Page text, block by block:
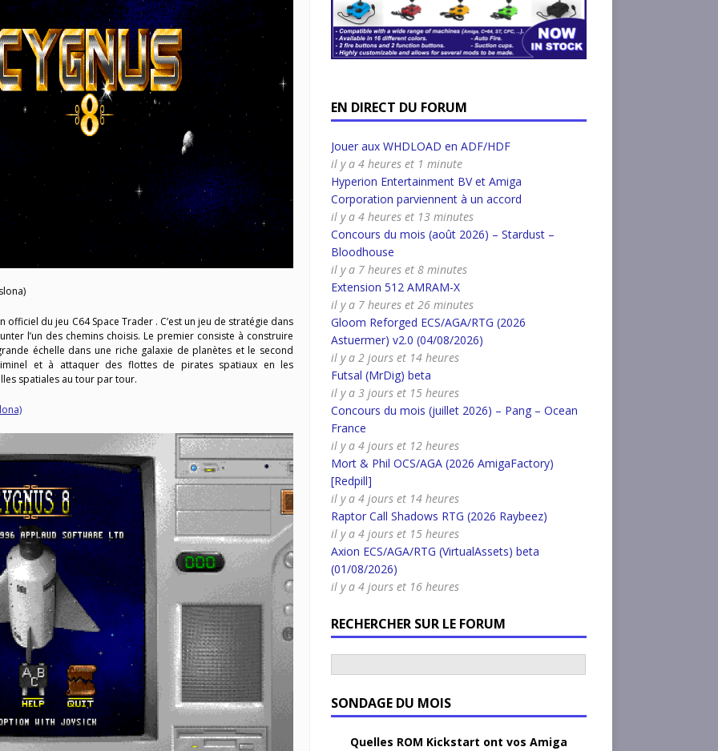
officiel du jeu C64 Space Trader . C’est un jeu de stratégie dans
l’un des chemins choisis. Le premier consiste à construire
échelle dans une riche galaxie de planètes et le second
et à attaquer des flottes de pirates spatiaux en les
spatiales au tour par tour.
EN DIRECT DU FORUM
Jouer aux WHDLOAD en ADF/HDF
il y a 4 heures et 1 minute
Hyperion Entertainment BV et Amiga
Corporation parviennent à un accord
il y a 4 heures et 13 minutes
Concours du mois (août 2026) – Stardust –
Bloodhouse
il y a 7 heures et 8 minutes
Extension 512 AMRAM-X
il y a 7 heures et 26 minutes
Gloom Reforged ECS/AGA/RTG (2026
Astuermer) v2.0 (04/08/2026)
il y a 2 jours et 14 heures
Futsal (MrDig) beta
il y a 3 jours et 15 heures
Concours du mois (juillet 2026) – Pang – Ocean
France
il y a 4 jours et 12 heures
Mort & Phil OCS/AGA (2026 AmigaFactory)
[Redpill]
il y a 4 jours et 14 heures
Raptor Call Shadows RTG (2026 Raybeez)
il y a 4 jours et 15 heures
Axion ECS/AGA/RTG (VirtualAssets) beta
(01/08/2026)
il y a 4 jours et 16 heures
RECHERCHER SUR LE FORUM
SONDAGE DU MOIS
Quelles ROM Kickstart ont vos Amiga